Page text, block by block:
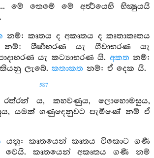
මේ තෙමේ මේ අර්‍ත්‍ථයෙහි භික්‍ෂුයයි
නම්: කෘතය ද අකෘතය ද කෘතාකෘතය
නම්: ශීර්‍ෂාභරණ යැ ගීවාභරණ යැ
යැ කට්‍යාභරණ යි. අකත නම්:
ලැබේ. කතාකත නම්: ඒ දෙක යි.
587
ය, කහවණුය, ලොහොමසුය,
යමක් ගණුදෙනුවට පැමිණේ නම් ඒ
යනු: කෘතයෙන් කෘතය විකොට ගණී
කෘතයෙන් අකෘතය ගණී නම්